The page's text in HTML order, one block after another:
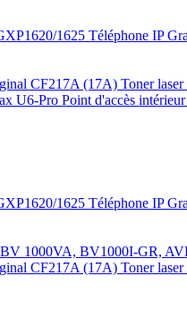
Téléphone IP
Toner
Point d'accès
Téléphone IP
Toner